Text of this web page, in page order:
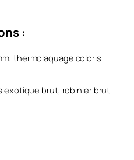
:
thermolaquage coloris
exotique brut, robinier brut